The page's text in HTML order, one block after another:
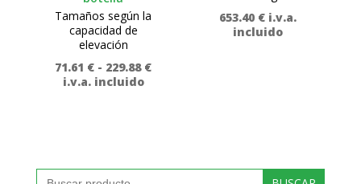
Tamaños según la
capacidad de
elevación
71.61 € - 229.88 €Rango
i.v.a. incluido
653.40 € i.v.a.
incluido
Buscar: